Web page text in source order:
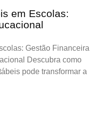
em Escolas:
Gestão Financeira
Descubra como
pode transformar a